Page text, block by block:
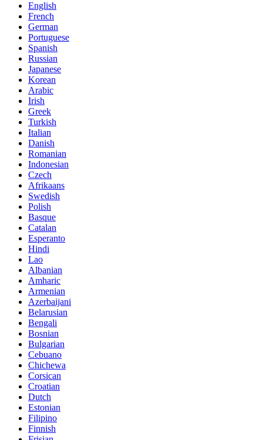
English
French
German
Portuguese
Spanish
Russian
Japanese
Korean
Arabic
Irish
Greek
Turkish
Italian
Danish
Romanian
Indonesian
Czech
Afrikaans
Swedish
Polish
Basque
Catalan
Esperanto
Hindi
Lao
Albanian
Amharic
Armenian
Azerbaijani
Belarusian
Bengali
Bosnian
Bulgarian
Cebuano
Chichewa
Corsican
Croatian
Dutch
Estonian
Filipino
Finnish